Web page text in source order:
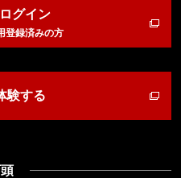
ログイン
登録済みの方
験する